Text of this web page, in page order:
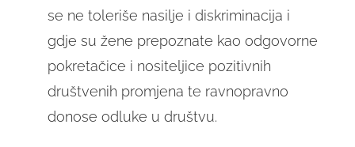
se ne toleriše nasilje i diskriminacija i
gdje su žene prepoznate kao odgovorne
pokretačice i nositeljice pozitivnih
društvenih promjena te ravnopravno
donose odluke u društvu.